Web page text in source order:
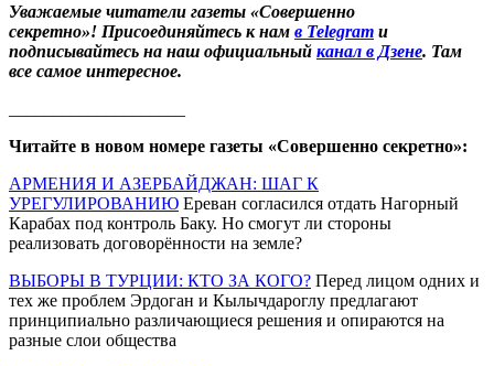
Уважаемые читатели газеты «Совершенно
секретно»! Присоединяйтесь к нам в Telegram и
подписывайтесь на наш официальный канал в Дзене. Там
все самое интересное.
Читайте в новом номере газеты «Совершенно секретно»:
АРМЕНИЯ И АЗЕРБАЙДЖАН: ШАГ К
УРЕГУЛИРОВАНИЮ Ереван согласился отдать Нагорный
Карабах под контроль Баку. Но смогут ли стороны
реализовать договорённости на земле?
ВЫБОРЫ В ТУРЦИИ: КТО ЗА КОГО? Перед лицом одних и
тех же проблем Эрдоган и Кылычдароглу предлагают
принципиально различающиеся решения и опираются на
разные слои общества